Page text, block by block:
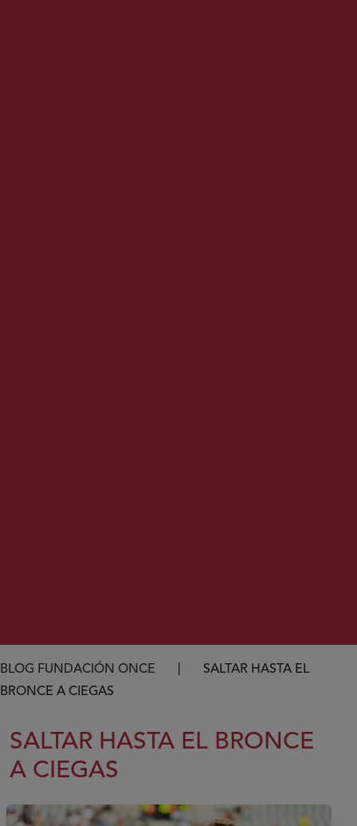
Ruta de navegación
BLOG FUNDACIÓN ONCE
SALTAR HASTA EL
BRONCE A CIEGAS
SALTAR HASTA EL BRONCE
A CIEGAS